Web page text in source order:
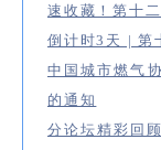
速收藏！第十
倒计时3天 | 第
中国城市燃气
的通知
分论坛精彩回